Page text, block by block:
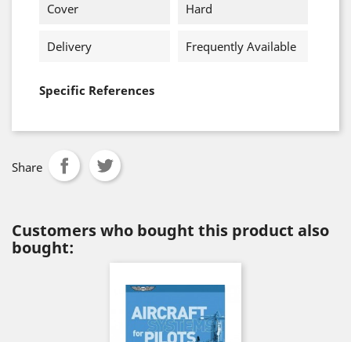
Cover Hard
Delivery Frequently Available
Specific References
Share
Customers who bought this product also
bought: